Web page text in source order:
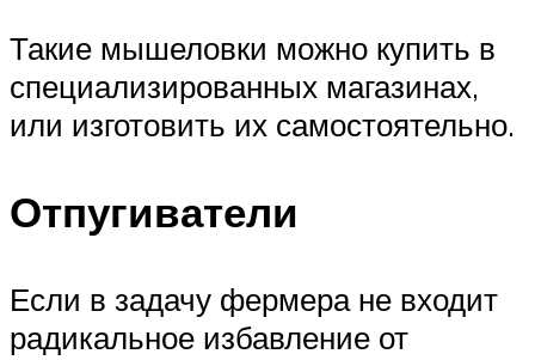
Такие мышеловки можно купить в
специализированных магазинах,
или изготовить их самостоятельно.
Отпугиватели
Если в задачу фермера не входит
радикальное избавление от